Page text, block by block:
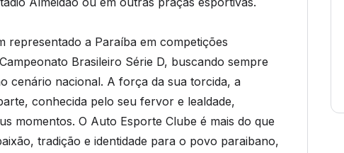
representado a Paraíba em competições
Brasileiro Série D, buscando sempre
cenário nacional. A força da sua torcida, a
conhecida pelo seu fervor e lealdade,
momentos. O Auto Esporte Clube é mais do que
tradição e identidade para o povo paraibano,